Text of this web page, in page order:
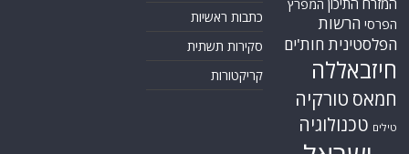
המזרח התיכון המפרץ
הפרסי הרשות
הפלסטינית חות'ים
חיזבאללה
חמאס טורקיה
טילים טכנולוגיה
כתבות ראשיות
סקירות תשתית
קריקטורות